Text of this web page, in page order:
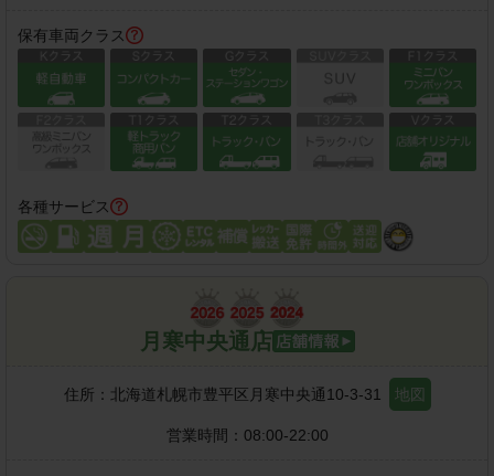
保有車両クラス
各種サービス
月寒中央通店
住所： 北海道札幌市豊平区月寒中央通10-3-31 地図
営業時間： 08:00-22:00